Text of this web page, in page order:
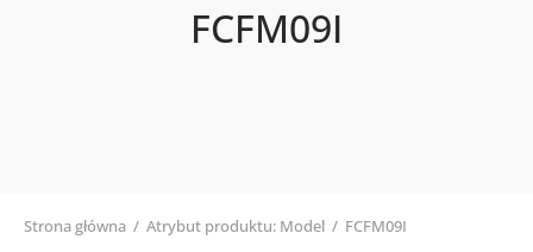
FCFM09I
Strona główna / Atrybut produktu: Model / FCFM09I